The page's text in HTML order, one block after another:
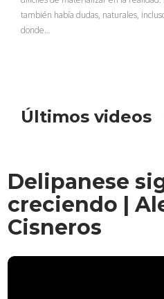
también había dudas, naturales,
donde…
Últimos videos
Delipanese
creciendo |
Cisneros